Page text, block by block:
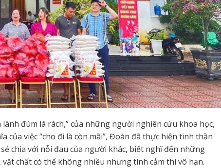
đùm lá rách,” của những người nghiên cứu khoa học,
của việc “cho đi là còn mãi”, Đoàn đã thực hiện tinh thần
chia với nỗi đau của người khác, biết nghĩ đến những
chất có thể không nhiều nhưng tình cảm thì vô hạn.